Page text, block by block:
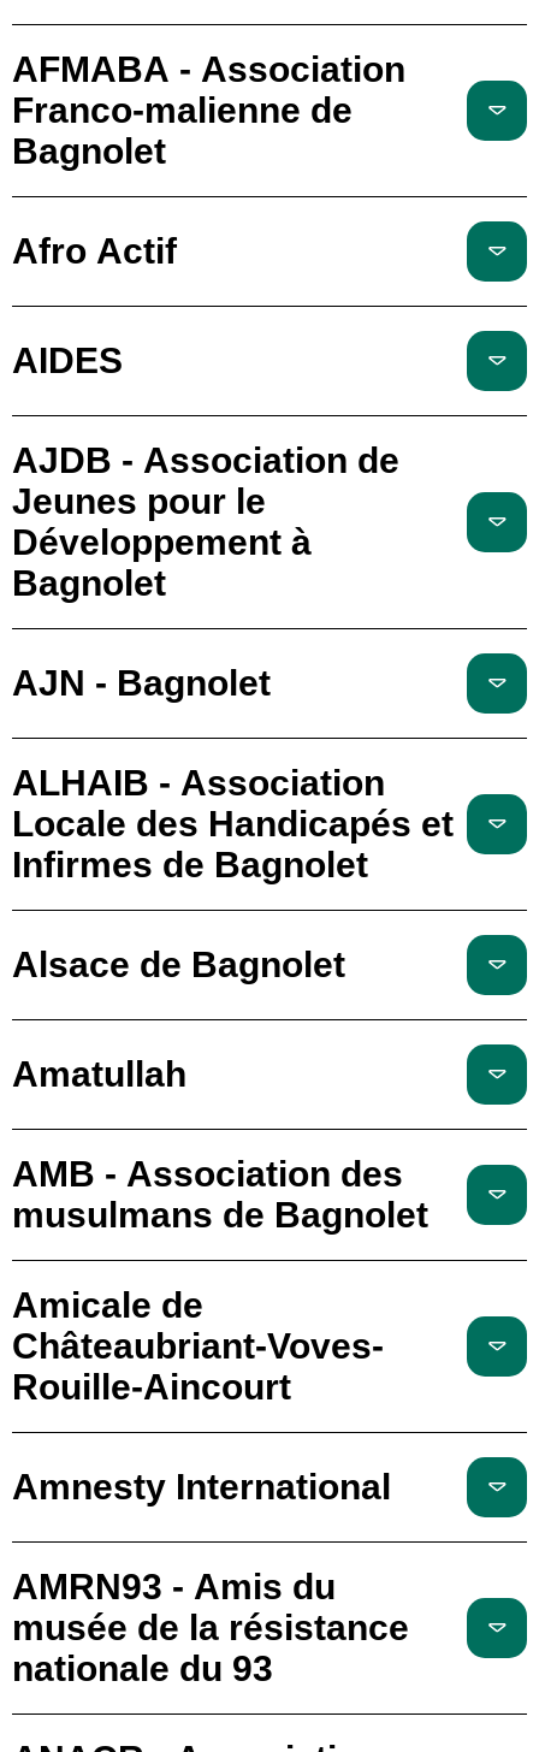
AFMABA - Association
Franco-malienne de
Bagnolet
Afro Actif
AIDES
AJDB - Association de
Jeunes pour le
Développement à
Bagnolet
AJN - Bagnolet
ALHAIB - Association
Locale des Handicapés et
Infirmes de Bagnolet
Alsace de Bagnolet
Amatullah
AMB - Association des
musulmans de Bagnolet
Amicale de
Châteaubriant-Voves-
Rouille-Aincourt
Amnesty International
AMRN93 - Amis du
musée de la résistance
nationale du 93